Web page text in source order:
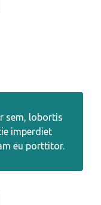
sem, lobortis
imperdiet
eu porttitor.